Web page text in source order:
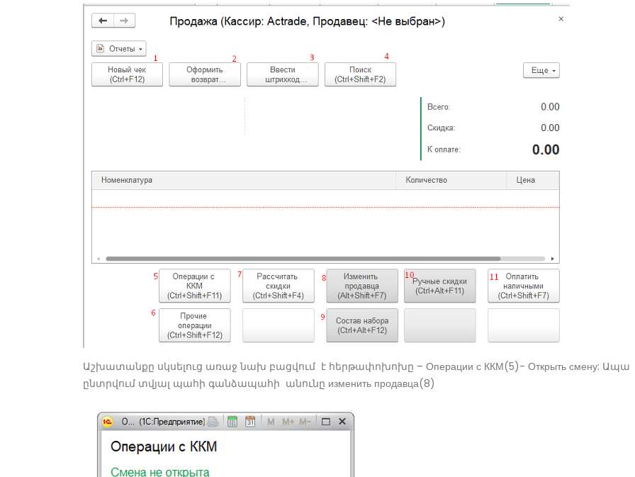
Աշխատանքը սկսելուց առաջ նախ բացվում է հերթափոխոխը – Операции с ККМ(5)- Открыть смену: Ապա
ընտրվում տվյալ պահի գանձապահի անունը изменить продавца(8)